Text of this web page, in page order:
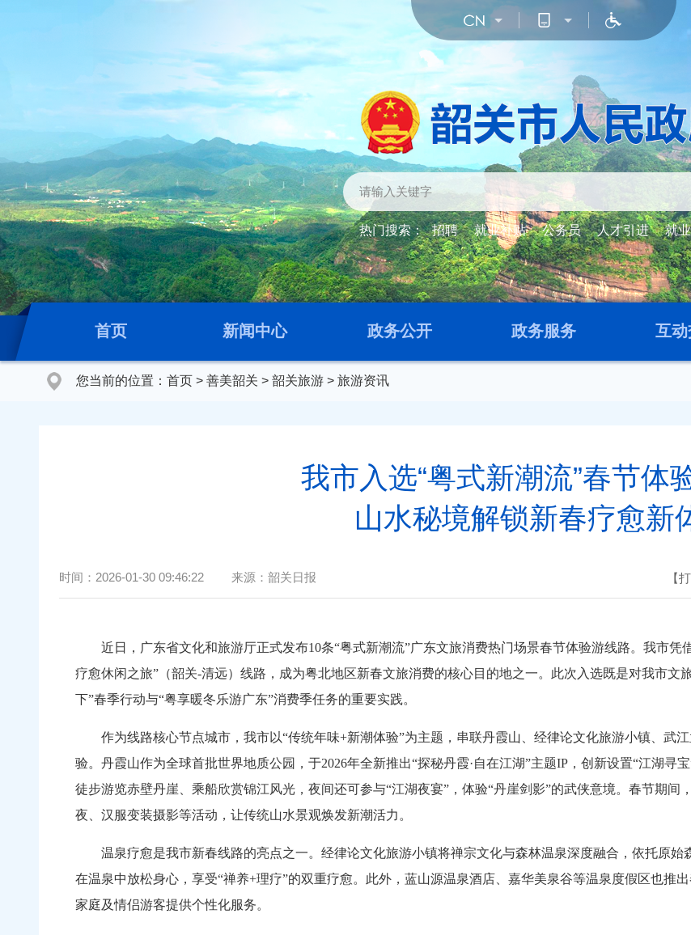
热门搜索： 招聘 就业补贴 公务员 人才引进 就业
首页 新闻中心 政务公开 政务服务 互
您当前的位置： 首页 > 善美韶关 > 韶关旅游 > 旅游资讯
我市入选“粤式新潮流”春节体
山水秘境解锁新春疗愈新
时间： 2026-01-30 09:46:22 来源： 韶关日报 【
近日，广东省文化和旅游厅正式发布10条“粤式新潮流”广东文旅消费热门场景春节体验游线路。我市凭
疗愈休闲之旅”（韶关-清远）线路，成为粤北地区新春文旅消费的核心目的地之一。此次入选既是对我市文
下”春季行动与“粤享暖冬乐游广东”消费季任务的重要实践。
作为线路核心节点城市，我市以“传统年味+新潮体验”为主题，串联丹霞山、经律论文化旅游小镇、武
验。丹霞山作为全球首批世界地质公园，于2026年全新推出“探秘丹霞·自在江湖”主题IP，创新设置“江湖寻
徒步游览赤壁丹崖、乘船欣赏锦江风光，夜间还可参与“江湖夜宴”，体验“丹崖剑影”的武侠意境。春节期间
夜、汉服变装摄影等活动，让传统山水景观焕发新潮活力。
温泉疗愈是我市新春线路的亮点之一。经律论文化旅游小镇将禅宗文化与森林温泉深度融合，依托原始
在温泉中放松身心，享受“禅养+理疗”的双重疗愈。此外，蓝山源温泉酒店、嘉华美泉谷等温泉度假区也推
家庭及情侣游客提供个性化服务。